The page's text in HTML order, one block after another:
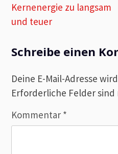
Kernenergie zu langsam
und teuer
Schreibe einen
Deine E-Mail-Adresse
Erforderliche Felder sind
Kommentar *